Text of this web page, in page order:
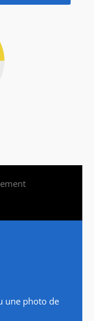
une photo de